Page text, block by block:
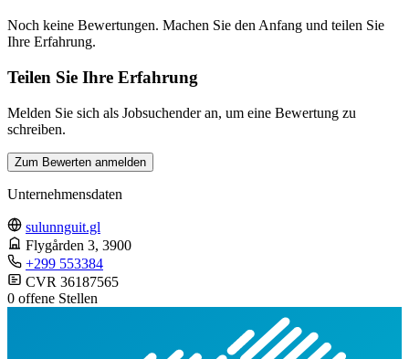
Noch keine Bewertungen. Machen Sie den Anfang und teilen Sie
Ihre Erfahrung.
Teilen Sie Ihre Erfahrung
Melden Sie sich als Jobsuchender an, um eine Bewertung zu
schreiben.
Zum Bewerten anmelden
Unternehmensdaten
sulunnguit.gl
Flygården 3, 3900
+299 553384
CVR 36187565
0 offene Stellen